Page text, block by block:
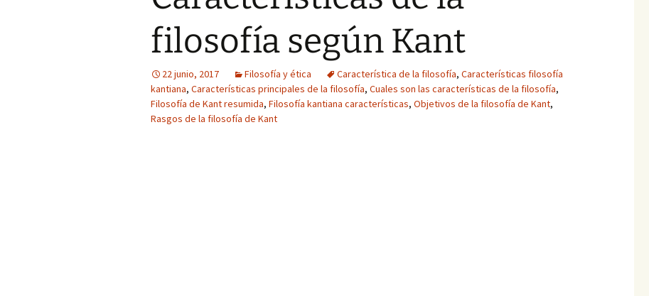
filosofía según Kant
22 junio, 2017 Filosofía y ética Característica de la filosofía, Características filosofía
kantiana, Características principales de la filosofía, Cuales son las características de la filosofía,
Filosofía de Kant resumida, Filosofía kantiana características, Objetivos de la filosofía de Kant,
Rasgos de la filosofía de Kant